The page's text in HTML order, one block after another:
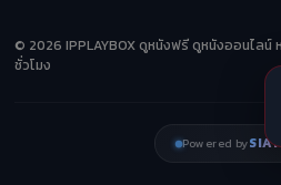
© 2026 IPPLAYBOX ดูหนังฟรี ดูหนังออนไลน์
ชั่วโมง
Powered by